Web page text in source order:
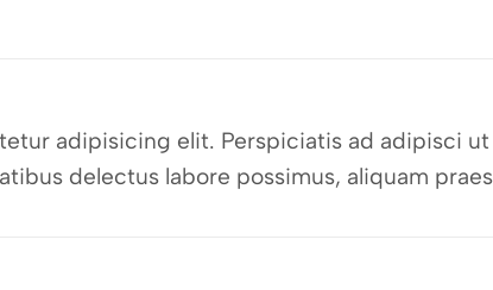
adipisicing elit. Perspiciatis ad adipisci
delectus labore possimus, aliquam